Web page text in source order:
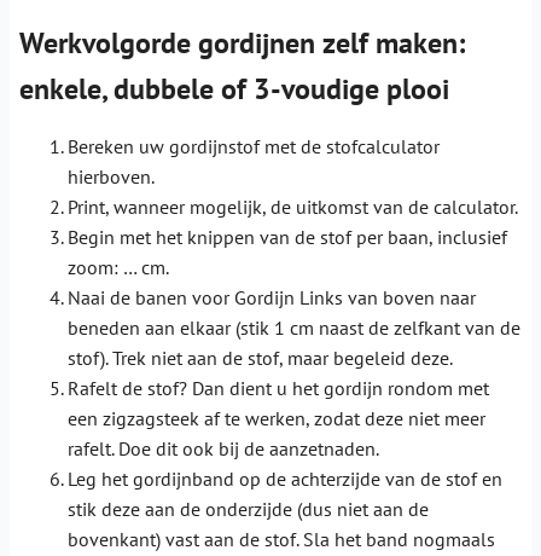
Werkvolgorde gordijnen zelf maken:
enkele, dubbele of 3-voudige plooi
Bereken uw gordijnstof met de stofcalculator
hierboven.
Print, wanneer mogelijk, de uitkomst van de calculator.
Begin met het knippen van de stof per baan, inclusief
zoom: … cm.
Naai de banen voor Gordijn Links van boven naar
beneden aan elkaar (stik 1 cm naast de zelfkant van de
stof). Trek niet aan de stof, maar begeleid deze.
Rafelt de stof? Dan dient u het gordijn rondom met
een zigzagsteek af te werken, zodat deze niet meer
rafelt. Doe dit ook bij de aanzetnaden.
Leg het gordijnband op de achterzijde van de stof en
stik deze aan de onderzijde (dus niet aan de
bovenkant) vast aan de stof. Sla het band nogmaals